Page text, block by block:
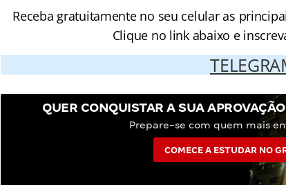
Receba gratuitamente no seu celular as
Clique no link abaixo e
QUER CONQUISTAR A SUA
Prepare-se com quem mais
COMECE A ESTUDAR NO